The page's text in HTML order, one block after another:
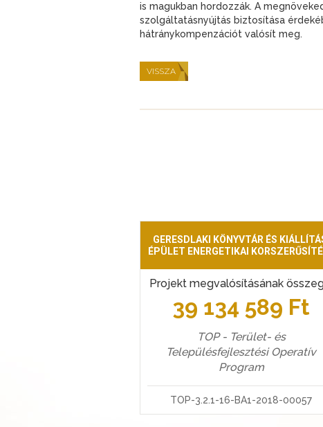
is magukban hordozzák. A
szolgáltatásnyújtás biztosítása
hátránykompenzációt valósít meg.
VISSZA
GERESDLAKI KÖNYVTÁR ÉS
ÉPÜLET ENERGETIKAI
Projekt megvalósításának
39 134 589 Ft
TOP - Terület- és
Településfejlesztési Operatív
Program
TOP-3.2.1-16-BA1-2018-00057